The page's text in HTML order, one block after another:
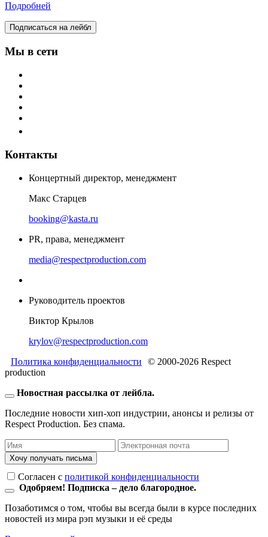
Подробней
Подписаться на лейбл
Мы в сети
Контакты
Концертный директор, менеджмент
Макс Старцев
booking@kasta.ru
PR, права, менеджмент
media@respectproduction.com
Руководитель проектов
Виктор Крылов
krylov@respectproduction.com
Политика конфиденциальности
© 2000-2026 Respect
production
Новостная рассылка от лейбла.
Последние новости хип-хоп индустрии, анонсы и релизы от
Respect Production. Без спама.
Хочу получать письма
Согласен c политикой конфиденциальности
Одобряем! Подписка – дело благородное.
Позаботимся о том, чтобы вы всегда были в курсе последних
новостей из мира рэп музыки и её среды